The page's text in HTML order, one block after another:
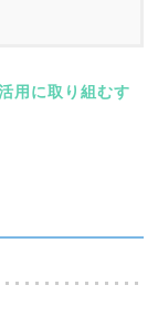
用に取り組むす